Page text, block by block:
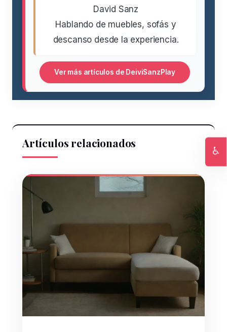
David Sanz
Hablando de muebles, sofás y
descanso desde la experiencia.
Ver más artículos de DeiviSanzPlay
Artículos relacionados
♿